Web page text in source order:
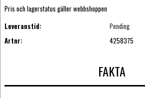
Pris och lagerstatus gäller webbshoppen
Leveranstid:
Pending
Artnr:
4258375
FAKTA